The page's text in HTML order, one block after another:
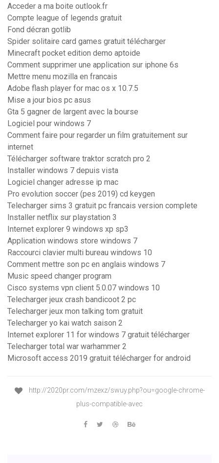
Acceder a ma boite outlook.fr
Compte league of legends gratuit
Fond décran gotlib
Spider solitaire card games gratuit télécharger
Minecraft pocket edition demo aptoide
Comment supprimer une application sur iphone 6s
Mettre menu mozilla en francais
Adobe flash player for mac os x 10.7.5
Mise a jour bios pc asus
Gta 5 gagner de largent avec la bourse
Logiciel pour windows 7
Comment faire pour regarder un film gratuitement sur
internet
Télécharger software traktor scratch pro 2
Installer windows 7 depuis vista
Logiciel changer adresse ip mac
Pro evolution soccer (pes 2019) cd keygen
Telecharger sims 3 gratuit pc francais version complete
Installer netflix sur playstation 3
Internet explorer 9 windows xp sp3
Application windows store windows 7
Raccourci clavier multi bureau windows 10
Comment mettre son pc en anglais windows 7
Music speed changer program
Cisco systems vpn client 5.0.07 windows 10
Telecharger jeux crash bandicoot 2 pc
Telecharger jeux mon talking tom gratuit
Telecharger yo kai watch saison 2
Internet explorer 11 for windows 7 gratuit télécharger
Telecharger total war warhammer 2
Microsoft access 2019 gratuit télécharger for android
http://2020pr.com/mzexz/swuy.php?ou=google-chrome-
plus-compatible-avec